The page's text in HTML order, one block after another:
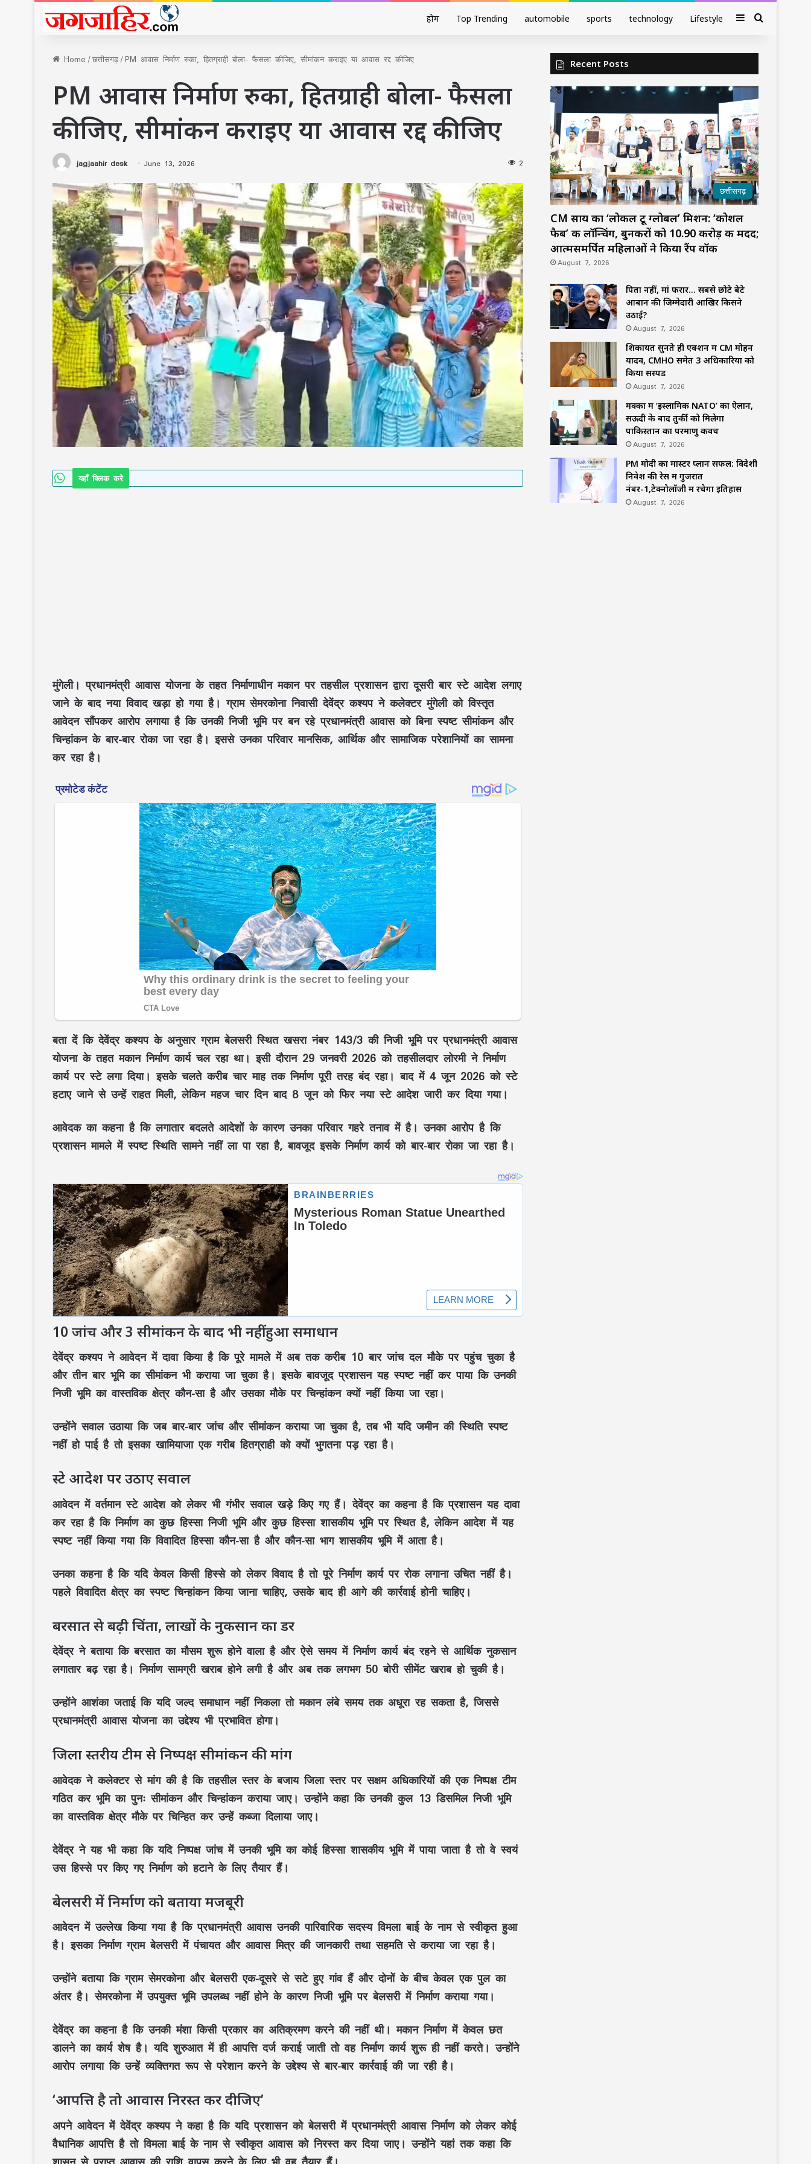
होम Top Trending automobile sports technology Lifestyle SidebarSearch
Home/छत्तीसगढ़/PM आवास निर्माण रुका, हितग्राही बोला- फैसला कीजिए, सीमांकन कराइए या आवास रद्द कीजिए
PM आवास निर्माण रुका, हितग्राही बोला- फैसला
कीजिए, सीमांकन कराइए या आवास रद्द कीजिए
jagjaahir desk June 13, 2026 2
यहाँ क्लिक करे
मुंगेली। प्रधानमंत्री आवास योजना के तहत निर्माणाधीन मकान पर तहसील प्रशासन द्वारा दूसरी बार स्टे आदेश लगाए
जाने के बाद नया विवाद खड़ा हो गया है। ग्राम सेमरकोना निवासी देवेंद्र कश्यप ने कलेक्टर मुंगेली को विस्तृत
आवेदन सौंपकर आरोप लगाया है कि उनकी निजी भूमि पर बन रहे प्रधानमंत्री आवास को बिना स्पष्ट सीमांकन और
चिन्हांकन के बार-बार रोका जा रहा है। इससे उनका परिवार मानसिक, आर्थिक और सामाजिक परेशानियों का सामना
कर रहा है।
बता दें कि देवेंद्र कश्यप के अनुसार ग्राम बेलसरी स्थित खसरा नंबर 143/3 की निजी भूमि पर प्रधानमंत्री आवास
योजना के तहत मकान निर्माण कार्य चल रहा था। इसी दौरान 29 जनवरी 2026 को तहसीलदार लोरमी ने निर्माण
कार्य पर स्टे लगा दिया। इसके चलते करीब चार माह तक निर्माण पूरी तरह बंद रहा। बाद में 4 जून 2026 को स्टे
हटाए जाने से उन्हें राहत मिली, लेकिन महज चार दिन बाद 8 जून को फिर नया स्टे आदेश जारी कर दिया गया।
आवेदक का कहना है कि लगातार बदलते आदेशों के कारण उनका परिवार गहरे तनाव में है। उनका आरोप है कि
प्रशासन मामले में स्पष्ट स्थिति सामने नहीं ला पा रहा है, बावजूद इसके निर्माण कार्य को बार-बार रोका जा रहा है।
10 जांच और 3 सीमांकन के बाद भी नहीं हुआ समाधान
देवेंद्र कश्यप ने आवेदन में दावा किया है कि पूरे मामले में अब तक करीब 10 बार जांच दल मौके पर पहुंच चुका है
और तीन बार भूमि का सीमांकन भी कराया जा चुका है। इसके बावजूद प्रशासन यह स्पष्ट नहीं कर पाया कि उनकी
निजी भूमि का वास्तविक क्षेत्र कौन-सा है और उसका मौके पर चिन्हांकन क्यों नहीं किया जा रहा।
उन्होंने सवाल उठाया कि जब बार-बार जांच और सीमांकन कराया जा चुका है, तब भी यदि जमीन की स्थिति स्पष्ट
नहीं हो पाई है तो इसका खामियाजा एक गरीब हितग्राही को क्यों भुगतना पड़ रहा है।
स्टे आदेश पर उठाए सवाल
आवेदन में वर्तमान स्टे आदेश को लेकर भी गंभीर सवाल खड़े किए गए हैं। देवेंद्र का कहना है कि प्रशासन यह दावा
कर रहा है कि निर्माण का कुछ हिस्सा निजी भूमि और कुछ हिस्सा शासकीय भूमि पर स्थित है, लेकिन आदेश में यह
स्पष्ट नहीं किया गया कि विवादित हिस्सा कौन-सा है और कौन-सा भाग शासकीय भूमि में आता है।
उनका कहना है कि यदि केवल किसी हिस्से को लेकर विवाद है तो पूरे निर्माण कार्य पर रोक लगाना उचित नहीं है।
पहले विवादित क्षेत्र का स्पष्ट चिन्हांकन किया जाना चाहिए, उसके बाद ही आगे की कार्रवाई होनी चाहिए।
बरसात से बढ़ी चिंता, लाखों के नुकसान का डर
देवेंद्र ने बताया कि बरसात का मौसम शुरू होने वाला है और ऐसे समय में निर्माण कार्य बंद रहने से आर्थिक नुकसान
लगातार बढ़ रहा है। निर्माण सामग्री खराब होने लगी है और अब तक लगभग 50 बोरी सीमेंट खराब हो चुकी है।
उन्होंने आशंका जताई कि यदि जल्द समाधान नहीं निकला तो मकान लंबे समय तक अधूरा रह सकता है, जिससे
प्रधानमंत्री आवास योजना का उद्देश्य भी प्रभावित होगा।
जिला स्तरीय टीम से निष्पक्ष सीमांकन की मांग
आवेदक ने कलेक्टर से मांग की है कि तहसील स्तर के बजाय जिला स्तर पर सक्षम अधिकारियों की एक निष्पक्ष टीम
गठित कर भूमि का पुनः सीमांकन और चिन्हांकन कराया जाए। उन्होंने कहा कि उनकी कुल 13 डिसमिल निजी भूमि
का वास्तविक क्षेत्र मौके पर चिन्हित कर उन्हें कब्जा दिलाया जाए।
देवेंद्र ने यह भी कहा कि यदि निष्पक्ष जांच में उनकी भूमि का कोई हिस्सा शासकीय भूमि में पाया जाता है तो वे स्वयं
उस हिस्से पर किए गए निर्माण को हटाने के लिए तैयार हैं।
बेलसरी में निर्माण को बताया मजबूरी
आवेदन में उल्लेख किया गया है कि प्रधानमंत्री आवास उनकी पारिवारिक सदस्य विमला बाई के नाम से स्वीकृत हुआ
है। इसका निर्माण ग्राम बेलसरी में पंचायत और आवास मित्र की जानकारी तथा सहमति से कराया जा रहा है।
उन्होंने बताया कि ग्राम सेमरकोना और बेलसरी एक-दूसरे से सटे हुए गांव हैं और दोनों के बीच केवल एक पुल का
अंतर है। सेमरकोना में उपयुक्त भूमि उपलब्ध नहीं होने के कारण निजी भूमि पर बेलसरी में निर्माण कराया गया।
देवेंद्र का कहना है कि उनकी मंशा किसी प्रकार का अतिक्रमण करने की नहीं थी। मकान निर्माण में केवल छत
डालने का कार्य शेष है। यदि शुरुआत में ही आपत्ति दर्ज कराई जाती तो वह निर्माण कार्य शुरू ही नहीं करते। उन्होंने
आरोप लगाया कि उन्हें व्यक्तिगत रूप से परेशान करने के उद्देश्य से बार-बार कार्रवाई की जा रही है।
‘आपत्ति है तो आवास निरस्त कर दीजिए’
अपने आवेदन में देवेंद्र कश्यप ने कहा है कि यदि प्रशासन को बेलसरी में प्रधानमंत्री आवास निर्माण को लेकर कोई
वैधानिक आपत्ति है तो विमला बाई के नाम से स्वीकृत आवास को निरस्त कर दिया जाए। उन्होंने यहां तक कहा कि
Recent Posts
छत्तीसगढ़
CM साय का ‘लोकल टू ग्लोबल’ मिशन: ‘कोशल
फैब’ की लॉन्चिंग, बुनकरों को 10.90 करोड़ की मदद;
आत्मसमर्पित महिलाओं ने किया रैंप वॉक
August 7, 2026
पिता नहीं, मां फरार… सबसे छोटे बेटे
आबान की जिम्मेदारी आखिर किसने
उठाई?
August 7, 2026
शिकायतें सुनते ही एक्शन में CM मोहन
यादव, CMHO समेत 3 अधिकारियों को
किया सस्पेंड
August 7, 2026
मक्का में ‘इस्लामिक NATO’ का ऐलान,
सऊदी के बाद तुर्की को मिलेगा
पाकिस्तान का परमाणु कवच
August 7, 2026
PM मोदी का मास्टर प्लान सफल: विदेशी
निवेश की रेस में गुजरात
नंबर-1,टेक्नोलॉजी में रचेगा इतिहास
August 7, 2026